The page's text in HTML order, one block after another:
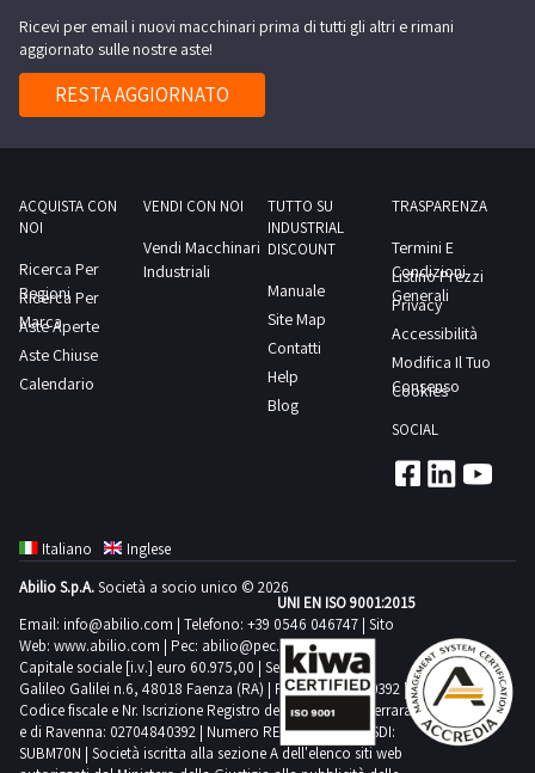
Ricevi per email i nuovi macchinari prima di tutti gli altri e rimani
aggiornato sulle nostre aste!
RESTA AGGIORNATO
ACQUISTA CON
NOI
Ricerca Per
Regioni
Ricerca Per
Marca
Aste Aperte
Aste Chiuse
Calendario
VENDI CON NOI
Vendi Macchinari
Industriali
TUTTO SU
INDUSTRIAL
DISCOUNT
Manuale
Site Map
Contatti
Help
Blog
TRASPARENZA
Termini E
Condizioni
Generali
Listino Prezzi
Privacy
Accessibilità
Modifica Il Tuo
Consenso
Cookies
SOCIAL
Italiano
Inglese
Abilio S.p.A.Società a socio unico © 2026
Email: info@abilio.com | Telefono: +39 0546 046747 | Sito
Web: www.abilio.com | Pec: abilio@pec.illimity.com
Capitale sociale [i.v.] euro 60.975,00 | Sede legale in Via
Galileo Galilei n.6, 48018 Faenza (RA) | P.IVA: 02704840392 |
Codice fiscale e Nr. Iscrizione Registro delle Imprese di Ferrara
e di Ravenna: 02704840392 | Numero REA RA 224830 | SDI:
SUBM70N | Società iscritta alla sezione A dell'elenco siti web
UNI EN ISO 9001:2015